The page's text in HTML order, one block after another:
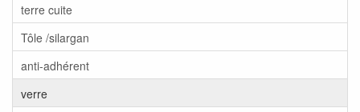
terre cuite
Tôle /silargan
anti-adhérent
verre